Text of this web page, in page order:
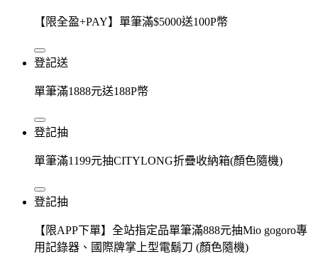
【限全盈+PAY】單筆滿$5000送100P幣
登記送
單筆滿1888元送188P幣
登記抽
單筆滿1199元抽CITYLONG折疊收納箱(顏色隨機)
登記抽
【限APP下單】全站指定品單筆滿888元抽Mio gogoro專
用記錄器、國際牌掌上型電鬍刀 (顏色隨機)